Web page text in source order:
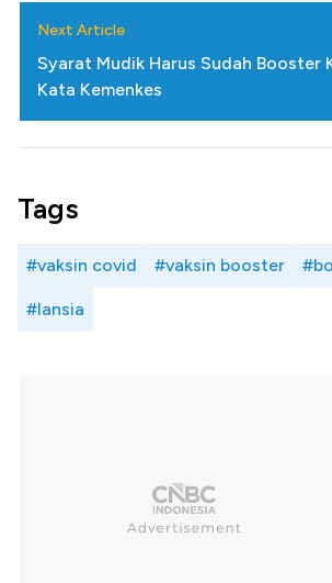
Next Article
Syarat Mudik Harus Sudah Booster
Kata Kemenkes
Tags
#vaksin covid #vaksin booster
#lansia